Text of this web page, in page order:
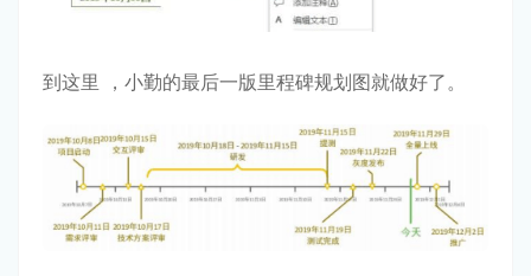
到这⾥ ，⼩勤的最后⼀版⾥程碑规划图就做好了。